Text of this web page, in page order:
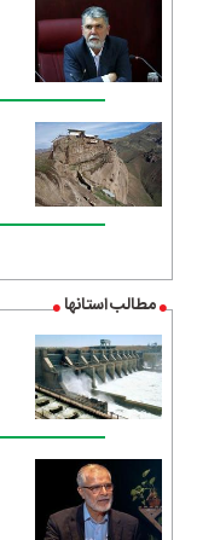
مطالب استانها